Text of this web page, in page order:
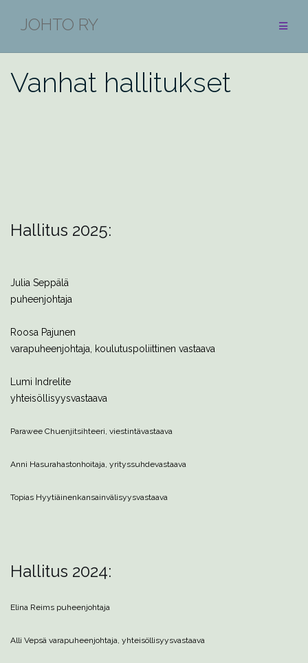
JOHTO RY
Vanhat hallitukset
Hallitus 2025:
Julia Seppälä
puheenjohtaja
Roosa Pajunen
varapuheenjohtaja, koulutuspoliittinen vastaava
Lumi Indrelite
yhteisöllisyysvastaava
Parawee Chuenjitsihteeri, viestintävastaava
Anni Hasurahastonhoitaja, yrityssuhdevastaava
Topias Hyytiäinenkansainvälisyysvastaava
Hallitus 2024:
Elina Reims puheenjohtaja
Alli Vepsä varapuheenjohtaja, yhteisöllisyysvastaava